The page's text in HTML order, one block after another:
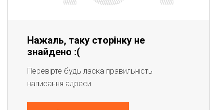
Нажаль, таку сторінку не
знайдено :(
Перевірте будь ласка правильність
написання адреси